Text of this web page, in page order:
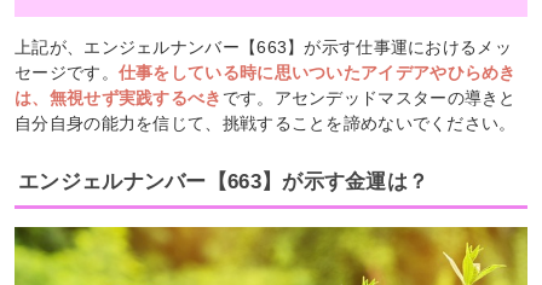
上記が、エンジェルナンバー【663】が示す仕事運におけるメッ
セージです。 仕事をしている時に思いついたアイデアやひらめき
は、無視せず実践するべき です。アセンデッドマスターの導きと
自分自身の能力を信じて、挑戦することを諦めないでください。
エンジェルナンバー【663】が示す金運は？